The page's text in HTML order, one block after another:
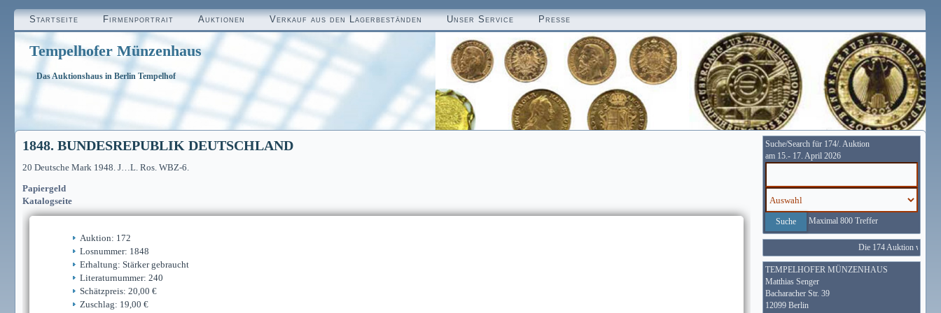
Startseite Firmenportrait Auktionen Verkauf aus den Lagerbeständen Unser Service Presse
Tempelhofer Münzenhaus
Das Auktionshaus in Berlin Tempelhof
1848. BUNDESREPUBLIK DEUTSCHLAND
20 Deutsche Mark 1948. J…L. Ros. WBZ-6.
Papiergeld
Katalogseite
Auktion: 172
Losnummer: 1848
Erhaltung: Stärker gebraucht
Literaturnummer: 240
Schätzpreis: 20,00 €
Zuschlag: 19,00 €
Suche/Search für 174/. Auktion
am 15.- 17. April 2026
Maximal 800 Treffer
Die 174 Auktion wird
TEMPELHOFER MÜNZENHAUS
Matthias Senger
Bacharacher Str. 39
12099 Berlin